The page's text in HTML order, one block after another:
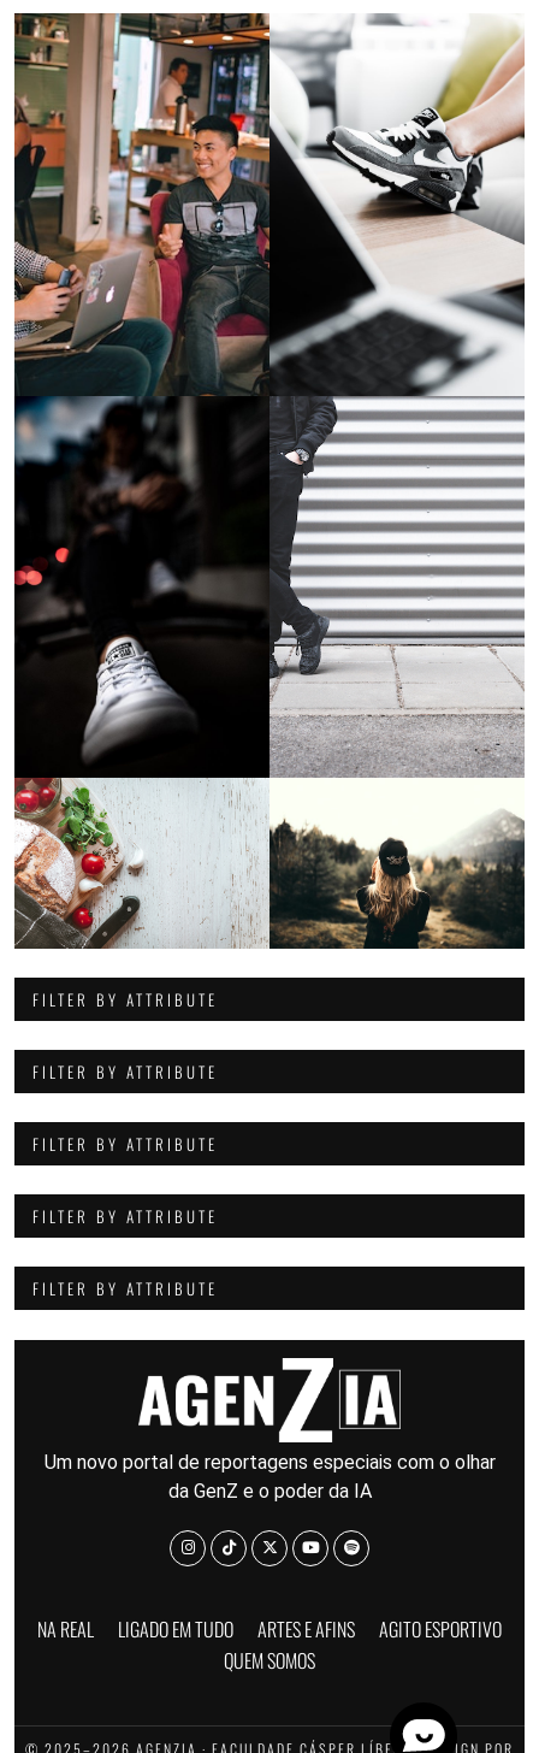
FILTER BY ATTRIBUTE
FILTER BY ATTRIBUTE
FILTER BY ATTRIBUTE
FILTER BY ATTRIBUTE
FILTER BY ATTRIBUTE
Um novo portal de reportagens especiais com o olhar
da GenZ e o poder da IA
NA REAL LIGADO EM TUDO ARTES E AFINS
AGITO ESPORTIVO
QUEM SOMOS
© 2025–2026 AGENZIA · FACULDADE CÁSPER LÍBERO · DESIGN POR